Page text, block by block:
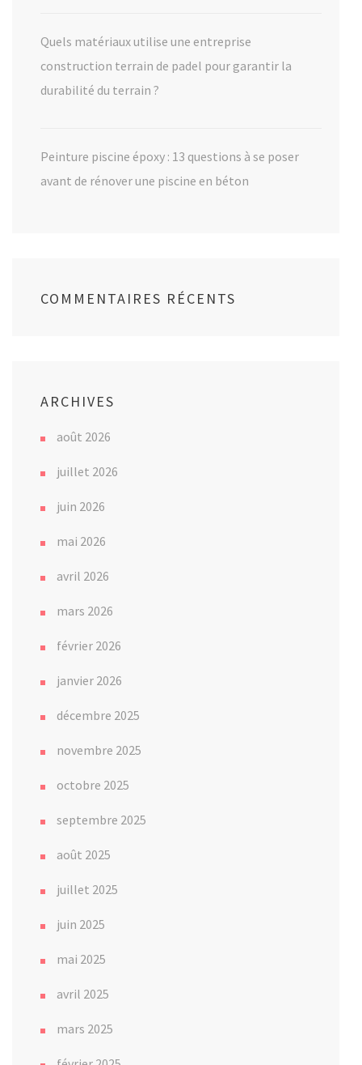
Quels matériaux utilise une entreprise
construction terrain de padel pour garantir la
durabilité du terrain ?
Peinture piscine époxy : 13 questions à se poser
avant de rénover une piscine en béton
COMMENTAIRES RÉCENTS
ARCHIVES
août 2026
juillet 2026
juin 2026
mai 2026
avril 2026
mars 2026
février 2026
janvier 2026
décembre 2025
novembre 2025
octobre 2025
septembre 2025
août 2025
juillet 2025
juin 2025
mai 2025
avril 2025
mars 2025